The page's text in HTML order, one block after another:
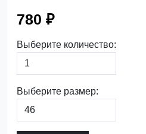
780 ₽
Выберите количество:
Выберите размер: